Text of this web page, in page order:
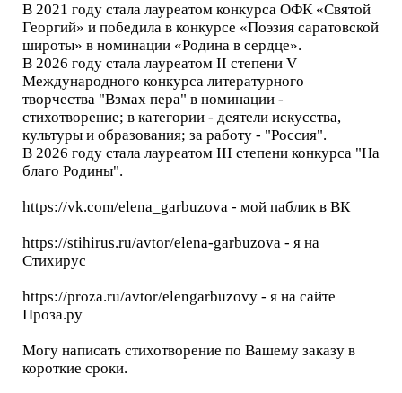
В 2021 году стала лауреатом конкурса ОФК «Святой
Георгий» и победила в конкурсе «Поэзия саратовской
широты» в номинации «Родина в сердце».
В 2026 году стала лауреатом II степени V
Международного конкурса литературного
творчества "Взмах пера" в номинации -
стихотворение; в категории - деятели искусства,
культуры и образования; за работу - "Россия".
В 2026 году стала лауреатом III степени конкурса "На
благо Родины".
https://vk.com/elena_garbuzova - мой паблик в ВК
https://stihirus.ru/avtor/elena-garbuzova - я на
Стихирус
https://proza.ru/avtor/elengarbuzovy - я на сайте
Проза.ру
Могу написать стихотворение по Вашему заказу в
короткие сроки.